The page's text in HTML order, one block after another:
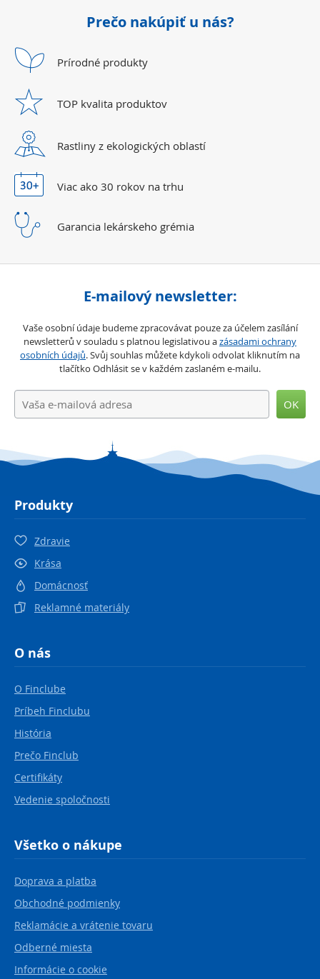
Prečo nakúpiť u nás?
Prírodné produkty
TOP kvalita produktov
Rastliny z ekologických oblastí
Viac ako 30 rokov na trhu
Garancia lekárskeho grémia
E-mailový newsletter:
Vaše osobní údaje budeme zpracovávat pouze za účelem zasílání
newsletterů v souladu s platnou legislativou azásadami ochrany
osobních údajů. Svůj souhlas můžete kdykoli odvolat kliknutím na
tlačítko Odhlásit se v každém zaslaném e-mailu.
OK
Produkty
Zdravie
Krása
Domácnosť
Reklamné materiály
O nás
O Finclube
Príbeh Finclubu
História
Prečo Finclub
Certifikáty
Vedenie spoločnosti
Všetko o nákupe
Doprava a platba
Obchodné podmienky
Reklamácie a vrátenie tovaru
Odberné miesta
Informácie o cookie